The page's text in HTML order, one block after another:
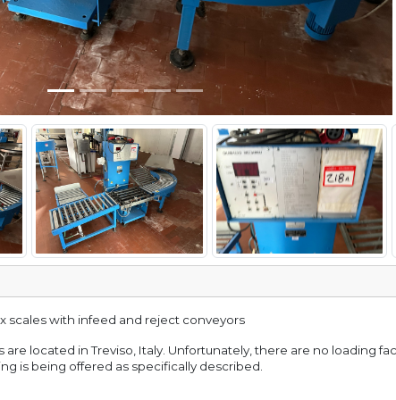
scales with infeed and reject conveyors
are located in Treviso, Italy. Unfortunately, there are no loading
is being offered as specifically described.